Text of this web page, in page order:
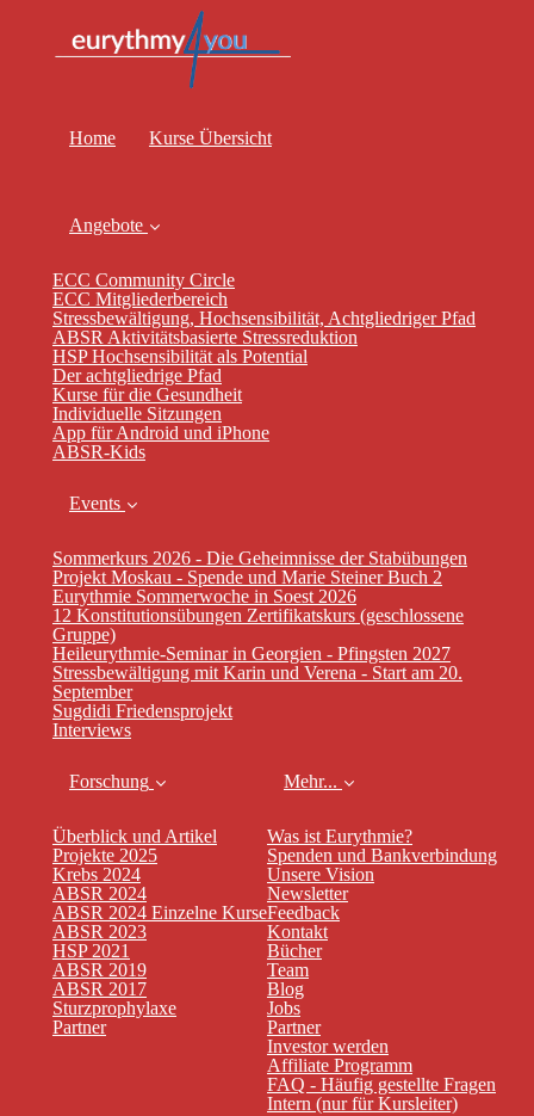
Home Kurse Übersicht
Angebote
ECC Community Circle
ECC Mitgliederbereich
Stressbewältigung, Hochsensibilität, Achtgliedriger Pfad
ABSR Aktivitätsbasierte Stressreduktion
HSP Hochsensibilität als Potential
Der achtgliedrige Pfad
Kurse für die Gesundheit
Individuelle Sitzungen
App für Android und iPhone
ABSR-Kids
Events
Sommerkurs 2026 - Die Geheimnisse der Stabübungen
Projekt Moskau - Spende und Marie Steiner Buch 2
Eurythmie Sommerwoche in Soest 2026
12 Konstitutionsübungen Zertifikatskurs (geschlossene
Gruppe)
Heileurythmie-Seminar in Georgien - Pfingsten 2027
Stressbewältigung mit Karin und Verena - Start am 20.
September
Sugdidi Friedensprojekt
Interviews
Forschung
Überblick und Artikel
Projekte 2025
Krebs 2024
ABSR 2024
ABSR 2024 Einzelne Kurse
ABSR 2023
HSP 2021
ABSR 2019
ABSR 2017
Sturzprophylaxe
Partner
Mehr...
Was ist Eurythmie?
Spenden und Bankverbindung
Unsere Vision
Newsletter
Feedback
Kontakt
Bücher
Team
Blog
Jobs
Partner
Investor werden
Affiliate Programm
FAQ - Häufig gestellte Fragen
Intern (nur für Kursleiter)